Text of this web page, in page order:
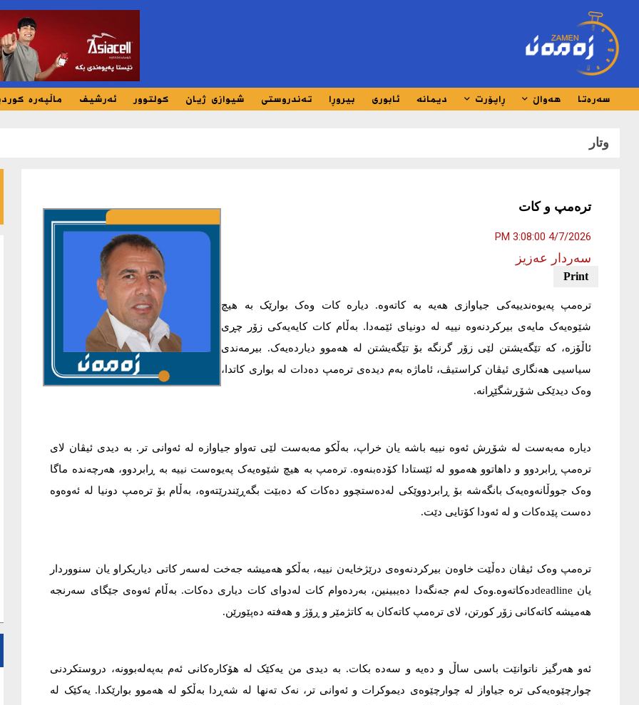
سەرەتا هەواڵ ڕاپۆرت دیمانە ئابوری بیروڕا تەندروستی شیوازی ژیان کولتوور ئەرشیف ماڵپەرە
وتار
ترەمپ و کات
4/7/2026 3:08:00 PM
سەردار عەزیز
ترەمپ پەیوەندییەکی جیاوازی هەیە بە کاتەوە. دیارە کات وەک بوارێک بە هیچ
شێوەیەک مایەی بیرکردنەوە نییە لە دونیای ئێمەدا. بەڵام کات کایەیەکی زۆر چڕی
ئاڵۆزە، کە تێگەیشتن لێی زۆر گرنگە بۆ تێگەیشتن لە هەموو دیاردەیەک. بیرمەندی
سیاسیی هەنگاری ئیڤان کراستیڤ، ئاماژە بەم دیدەی ترەمپ دەدات لە بواری کاتدا،
وەک دیدێکی شۆڕشگێڕانە.
دیارە مەبەست لە شۆڕش ئەوە نییە باشە یان خراپ، بەڵکو مەبەست لێی تەواو جیاوازە لە ئەوانی تر. بە دیدی ئیڤان لای
ترەمپ ڕابردوو و داهاتوو هەموو لە ئێستادا کۆدەبنەوە. ترەمپ بە هیچ شێوەیەک پەیوەست نییە بە ڕابردوو، هەرچەندە ماگا
وەک جووڵانەوەیەک بانگەشە بۆ ڕابردووێکی لەدەستچوو دەکات کە دەبێت بگەڕێندرێتەوە، بەڵام بۆ ترەمپ دونیا لە ئەوەوە
دەست پێدەکات و لە ئەودا کۆتایی دێت.
ترەمپ وەک ئیڤان دەڵێت خاوەن بیرکردنەوەی درێژخایەن نییە، بەڵکو هەمیشە جەخت لەسەر کاتی دیاریکراو یان سنووردار
یان deadlineدەکاتەوە.وەک لەم جەنگەدا دەیبینین، بەردەوام کات لەدوای کات دیاری دەکات. بەڵام ئەوەی جێگای سەرنجە
هەمیشە کاتەکانی زۆر کورتن، لای ترەمپ کاتەکان بە کاتژمێر و ڕۆژ و هەفتە دەپێورێن.
ئەو هەرگیز ناتوانێت باسی ساڵ و دەیە و سەدە بکات. بە دیدی من یەکێک لە هۆکارەکانی ئەم بەپەلەبوونە، دروستکردنی
چوارچێوەیەکی ترە جیاواز لە چوارچێوەی دیموکرات و ئەوانی تر، نەک تەنها لە شەڕدا بەڵکو لە هەموو بوارێکدا. یەکێک لە